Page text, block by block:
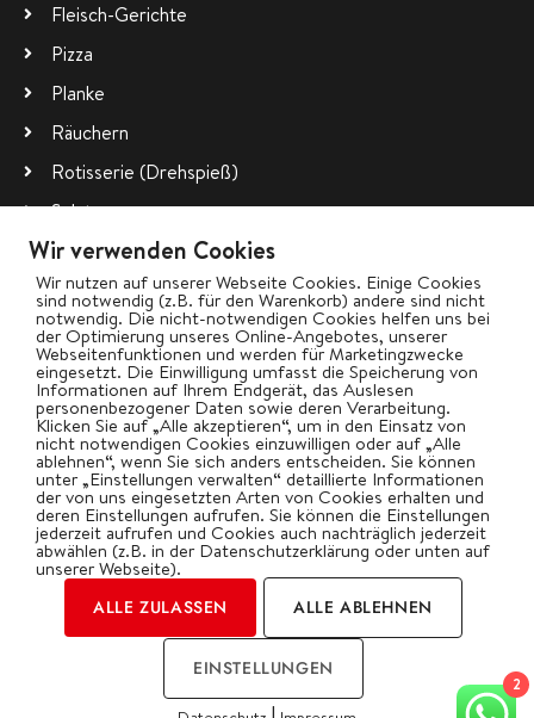
Fleisch-Gerichte
Pizza
Planke
Räuchern
Rotisserie (Drehspieß)
Salate
Vegetarisch
Wok
bigBBQ goes Social
Kategorien
2026 | by Oliver Gawryluk
Datenschutz 2
Wir verwenden Cookies
Wir nutzen auf unserer Webseite Cookies. Einige Cookies
sind notwendig (z.B. für den Warenkorb) andere sind nicht
notwendig. Die nicht-notwendigen Cookies helfen uns bei
der Optimierung unseres Online-Angebotes, unserer
Webseitenfunktionen und werden für Marketingzwecke
eingesetzt. Die Einwilligung umfasst die Speicherung von
Informationen auf Ihrem Endgerät, das Auslesen
personenbezogener Daten sowie deren Verarbeitung.
Klicken Sie auf „Alle akzeptieren“, um in den Einsatz von
nicht notwendigen Cookies einzuwilligen oder auf „Alle
ablehnen“, wenn Sie sich anders entscheiden. Sie können
unter „Einstellungen verwalten“ detaillierte Informationen
der von uns eingesetzten Arten von Cookies erhalten und
deren Einstellungen aufrufen. Sie können die Einstellungen
jederzeit aufrufen und Cookies auch nachträglich jederzeit
abwählen (z.B. in der Datenschutzerklärung oder unten auf
unserer Webseite).
ALLE ZULASSEN ALLE ABLEHNEN
EINSTELLUNGEN